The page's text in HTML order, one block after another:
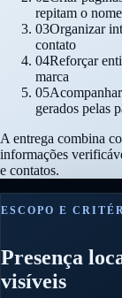
repitam o
03Organizar
contato
04Reforçar
marca
05
gerados pelas
A entrega combina
informações
e contatos.
ESCOPO E
Presença
visíveis